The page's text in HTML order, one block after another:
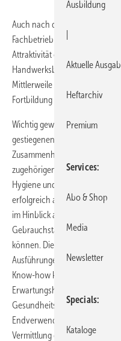
Auch nach drei Jahren hat die
Fachbetrieb für Hygiene in der
Attraktivität eingebüßt – im
Handwerksbetrieb, der am 21.
Mittlerweile setzen alle
Fortbildung um.
Wichtig geworden ist diese
gestiegenen Anforderungen an
Zusammenhang mit der
zugehörigen anerkannten
Hygiene und Sicherheit in der
erfolgreich absolvierter
im Hinblick auf Gesundheit
Gebrauchstauglichkeit an
können. Die besondere
Ausführungen, Sanierungen
Know-how kommt einer
Erwartungshaltung entgegen,
Gesundheitsämtern,
Endverwender zeigt.
Vermittlung der neuesten
Ausbildung
Aktuelle
Heftarchiv
Premium
Services
Abo & Shop
Media
Newsletter
Specials
Kataloge